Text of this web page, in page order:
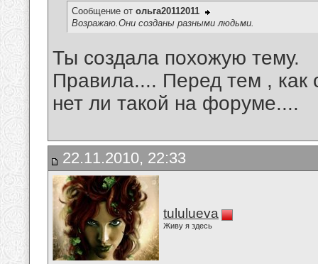
Сообщение от ольга20112011
Возражаю.Они созданы разными людьми.
Ты создала похожую тему.
Правила.... Перед тем , как
нет ли такой на форуме....
22.11.2010, 22:33
tululueva
Живу я здесь